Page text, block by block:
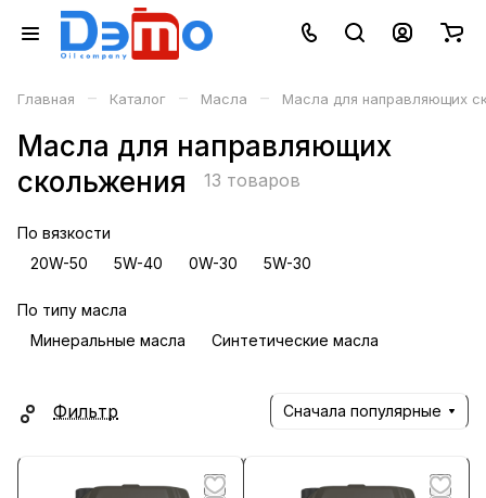
Главная – Каталог – Масла – Масла для направляющих
Масла для направляющих
скольжения
13 товаров
По вязкости
20W-50
5W-40 0W-30 5W-30
По типу масла
Минеральные масла
Синтетические масла
Фильтр Сначала популярные